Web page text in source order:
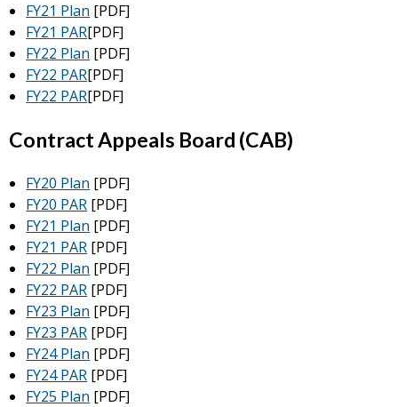
FY21 Plan [PDF]
FY21 PAR[PDF]
FY22 Plan [PDF]
FY22 PAR[PDF]
FY22 PAR[PDF]
Contract Appeals Board (CAB)
FY20 Plan [PDF]
FY20 PAR [PDF]
FY21 Plan [PDF]
FY21 PAR [PDF]
FY22 Plan [PDF]
FY22 PAR [PDF]
FY23 Plan [PDF]
FY23 PAR [PDF]
FY24 Plan [PDF]
FY24 PAR [PDF]
FY25 Plan [PDF]